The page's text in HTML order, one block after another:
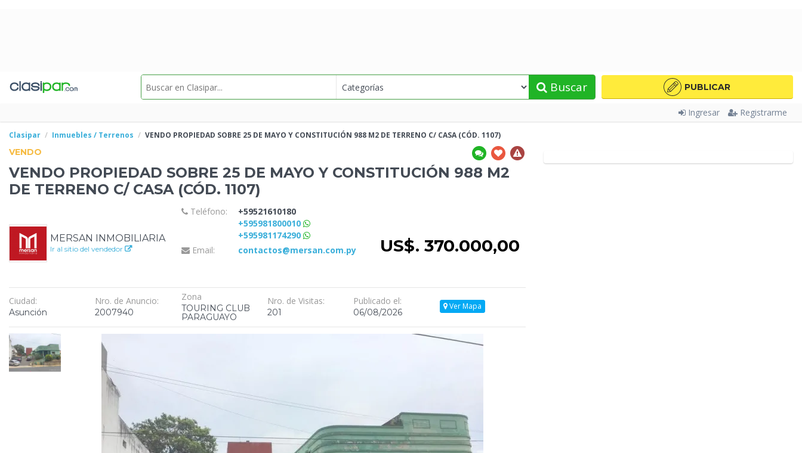
Buscar PUBLICAR
Ingresar Registrarme
Clasipar Inmuebles / Terrenos VENDO PROPIEDAD SOBRE 25 DE MAYO Y CONSTITUCIÓN 988 M2 DE TERRENO C/ CASA (CÓD. 1107)
VENDO
VENDO PROPIEDAD SOBRE 25 DE MAYO Y CONSTITUCIÓN 988 M2
DE TERRENO C/ CASA (CÓD. 1107)
MERSAN INMOBILIARIA
Ir al sitio del vendedor
Teléfono:
+59521610180
+595981800010
+595981174290
Email:
contactos@mersan.com.py US$. 370.000,00
Ciudad:
Asunción
Nro. de Anuncio:
2007940
Zona
TOURING CLUB
PARAGUAYO
Nro. de Visitas:
201
Publicado el:
06/08/2026
Ver Mapa